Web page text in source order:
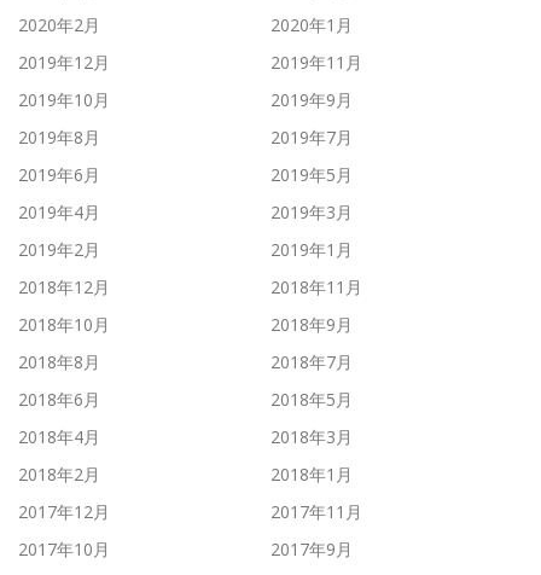
2020年2月
2020年1月
2019年12月
2019年11月
2019年10月
2019年9月
2019年8月
2019年7月
2019年6月
2019年5月
2019年4月
2019年3月
2019年2月
2019年1月
2018年12月
2018年11月
2018年10月
2018年9月
2018年8月
2018年7月
2018年6月
2018年5月
2018年4月
2018年3月
2018年2月
2018年1月
2017年12月
2017年11月
2017年10月
2017年9月